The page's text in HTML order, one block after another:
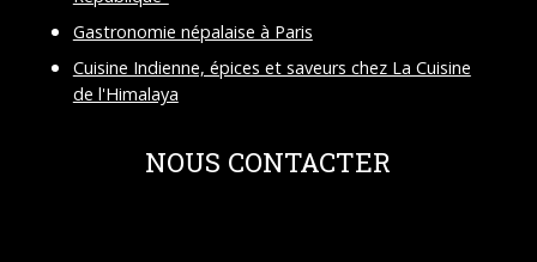
Gastronomie népalaise à Paris
Cuisine Indienne, épices et saveurs chez La Cuisine
de l'Himalaya
NOUS CONTACTER